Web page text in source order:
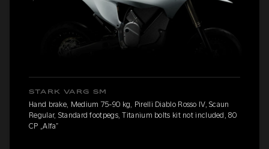
STARK VARG SM
Hand brake, Medium 75-90 kg, Pirelli Diablo Rosso IV, Scaun
Regular, Standard footpegs, Titanium bolts kit not included, 80
CP „Alfa”